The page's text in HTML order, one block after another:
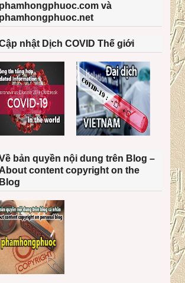
và
nhật Dịch COVID Thế giới
bản quyền nội dung trên Blog –
content copyright on the